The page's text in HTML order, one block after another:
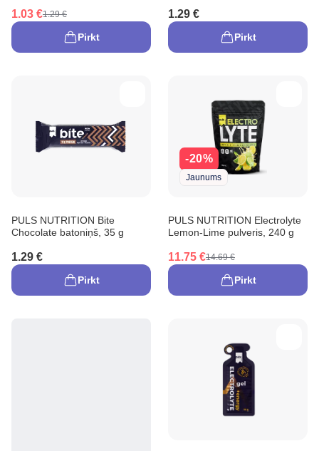
1.03 €1.29 €
Pirkt
1.29 €
Pirkt
PULS NUTRITION Bite
Chocolate batoniņš, 35 g
1.29 €
Pirkt
-20%
Jaunums
PULS NUTRITION Electrolyte
Lemon-Lime pulveris, 240 g
11.75 €14.69 €
Pirkt